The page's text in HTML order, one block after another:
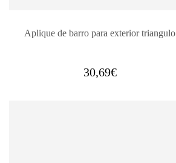
Aplique de barro para exterior triangulo
30,69€